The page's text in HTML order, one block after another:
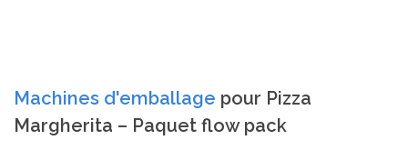
Machines d'emballage pour Pizza
Margherita – Paquet flow pack